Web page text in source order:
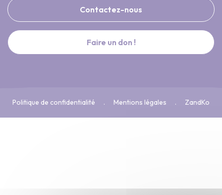
Contactez-nous
Faire un don !
Politique de confidentialité Mentions légales ZandKo